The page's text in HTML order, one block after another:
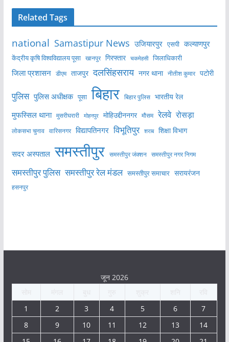
Related Tags
national Samastipur News उजियारपुर एसपी कल्याणपुर
केंद्रीय कृषि विश्वविद्यालय पूसा खानपुर गिरफ्तार चकमेहसी जिलाधिकारी
जिला प्रशासन डीएम ताजपुर दलसिंहसराय नगर थाना नीतीश कुमार पटोरी
पुलिस पुलिस अधीक्षक पूसा बिहार बिहार पुलिस भारतीय रेल
मुफस्सिल थाना मुसरीघरारी मोहनपुर मोहिउद्दीननगर मौसम रेलवे रोसड़ा
लोकसभा चुनाव वारिसनगर विद्यापतिनगर विभूतिपुर शराब शिक्षा विभाग
सदर अस्पताल समस्तीपुर समस्तीपुर जंक्शन समस्तीपुर नगर निगम
समस्तीपुर पुलिस समस्तीपुर रेल मंडल समस्तीपुर समाचार सरायरंजन
हसनपुर
जून 2026
1
2 3 4 5 6
7
8
9 10 11 12 13
14